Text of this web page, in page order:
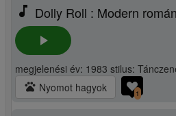
music_note Dolly Roll : Modern
play_arrow
megjelenési év: 1983 stilus:
pets Nyomot hagyok 1